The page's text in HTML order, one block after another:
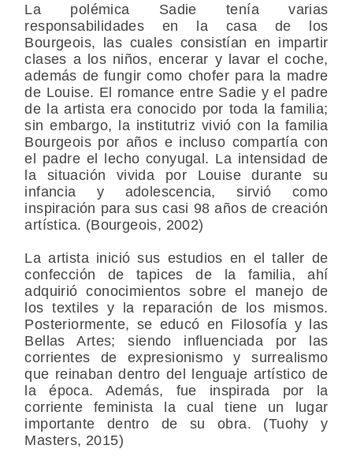
La polémica Sadie tenía varias
responsabilidades en la casa de los
Bourgeois, las cuales consistían en impartir
clases a los niños, encerar y lavar el coche,
además de fungir como chofer para la madre
de Louise. El romance entre Sadie y el padre
de la artista era conocido por toda la familia;
sin embargo, la institutriz vivió con la familia
Bourgeois por años e incluso compartía con
el padre el lecho conyugal. La intensidad de
la situación vivida por Louise durante su
infancia y adolescencia, sirvió como
inspiración para sus casi 98 años de creación
artística. (Bourgeois, 2002)
La artista inició sus estudios en el taller de
confección de tapices de la familia, ahí
adquirió conocimientos sobre el manejo de
los textiles y la reparación de los mismos.
Posteriormente, se educó en Filosofía y las
Bellas Artes; siendo influenciada por las
corrientes de expresionismo y surrealismo
que reinaban dentro del lenguaje artístico de
la época. Además, fue inspirada por la
corriente feminista la cual tiene un lugar
importante dentro de su obra. (Tuohy y
Masters, 2015)